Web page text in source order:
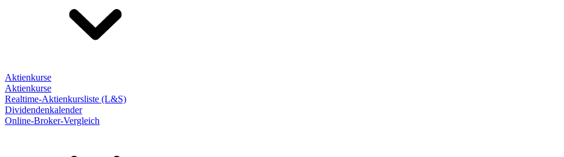
Aktienkurse
Aktienkurse
Realtime-Aktienkursliste (L&S)
Dividendenkalender
Online-Broker-Vergleich